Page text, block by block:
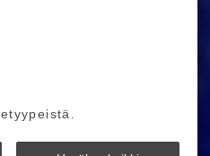
(